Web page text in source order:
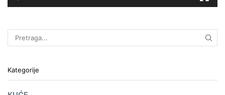
Kategorije